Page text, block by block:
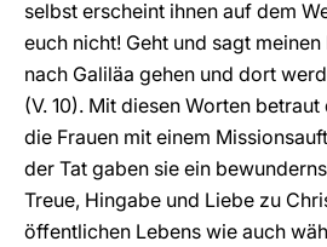
selbst erscheint ihnen auf dem
euch nicht! Geht und sagt
nach Galiläa gehen und dort
(V. 10). Mit diesen Worten
die Frauen mit einem
der Tat gaben sie ein
Treue, Hingabe und Liebe zu
öffentlichen Lebens wie auch